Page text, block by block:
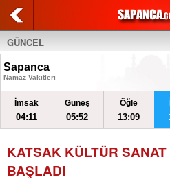
GÜNCEL
Sapanca
Namaz Vakitleri
İmsak
04:11
Güneş
05:52
Öğle
13:09
KATSAK KÜLTÜR
BAŞLADI